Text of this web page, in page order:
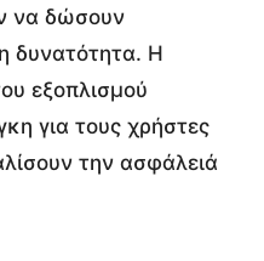
να δώσουν
δυνατότητα. Η
εξοπλισμού
για τους χρήστες
την ασφάλειά